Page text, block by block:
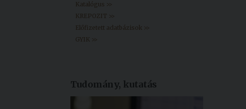
Katalógus >>
KREPOZIT >>
Előfizetett adatbázisok >>
GYIK >>
Tudomány, kutatás